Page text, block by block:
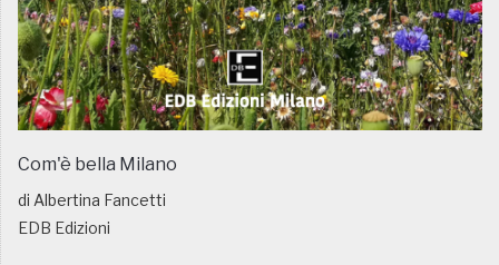
Com'è bella Milano
di Albertina Fancetti
EDB Edizioni